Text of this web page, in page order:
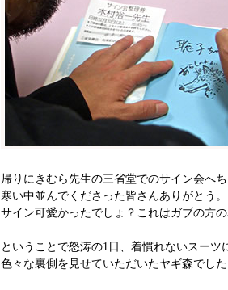
帰りにきむら先生の三省堂でのサイン会へ
寒い中並んでくださった皆さんありがとう。
サイン可愛かったでしょ？これはガブの方
ということで怒涛の1日、着慣れないスーツ
色々な裏側を見せていただいたヤギ森でし